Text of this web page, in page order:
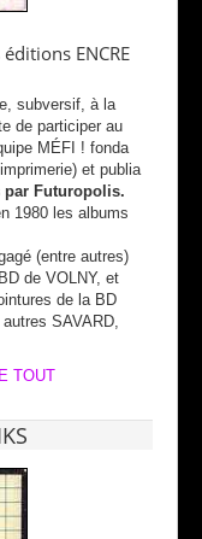
ENCRE
subversif, à la
de participer au
MÉFI ! fonda
et publia
par Futuropolis.
1980 les albums
(entre autres)
de VOLNY, et
de la BD
SAVARD,
TOUT